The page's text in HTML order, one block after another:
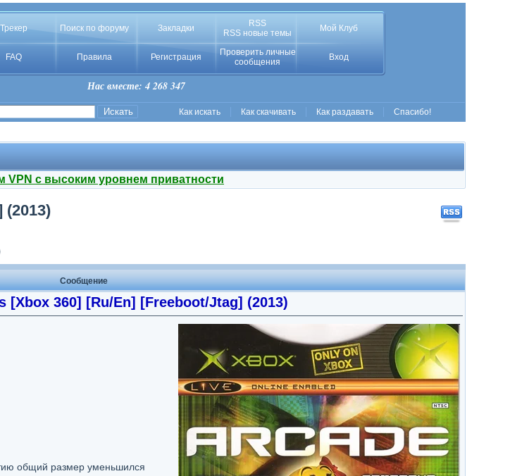
Трекер Поиск по форуму Закладки
RSS
RSS новые темы
Мой Клуб
FAQ Правила Регистрация
Проверить личные
сообщения
Вход
Нас вместе: 4 268 347
Как искать Как скачивать Как раздавать Спасибо!
VPN с высоким уровнем приватности
(2013)
Сообщение
[Xbox 360] [Ru/En] [Freeboot/Jtag] (2013)
общий размер уменьшился